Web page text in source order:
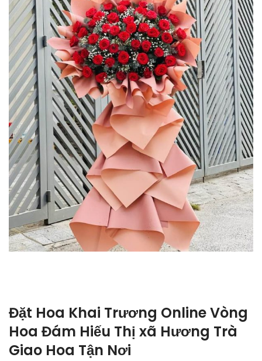
Đặt Hoa Khai Trương Online Vòng
Hoa Đám Hiếu Thị xã Hương Trà
Giao Hoa Tận Nơi